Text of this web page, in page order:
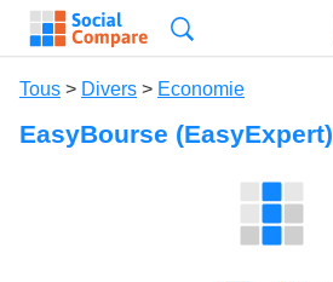
Tous > Divers > Economie
EasyBourse (EasyExpert)